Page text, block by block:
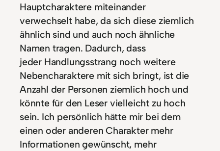
Hauptcharaktere miteinander
verwechselt habe, da sich diese ziemlich
ähnlich sind und auch noch ähnliche
Namen tragen. Dadurch, dass
jeder Handlungsstrang noch weitere
Nebencharaktere mit sich bringt, ist die
Anzahl der Personen ziemlich hoch und
könnte für den Leser vielleicht zu hoch
sein. Ich persönlich hätte mir bei dem
einen oder anderen Charakter mehr
Informationen gewünscht, mehr